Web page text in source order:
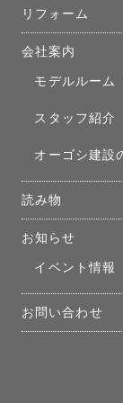
リフォーム
会社案内
モデルルーム
スタッフ紹介
オーゴシ建設
読み物
お知らせ
イベント情報
お問い合わせ